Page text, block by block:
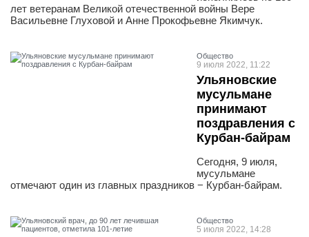
лет ветеранам Великой отечественной войны Вере
Васильевне Глуховой и Анне Прокофьевне Якимчук.
Общество
9 июля 2022, 11:22
Ульяновские
мусульмане
принимают
поздравления с
Курбан-байрам
Сегодня, 9 июля,
мусульмане
отмечают один из главных праздников − Курбан-байрам.
Общество
5 июля 2022, 14:28